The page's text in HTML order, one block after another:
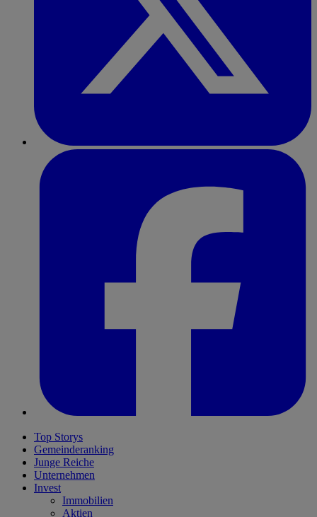
Top Storys
Gemeinderanking
Junge Reiche
Unternehmen
Invest
Immobilien
Aktien